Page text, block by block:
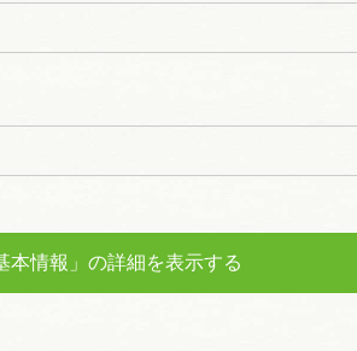
情報」の詳細を表示する